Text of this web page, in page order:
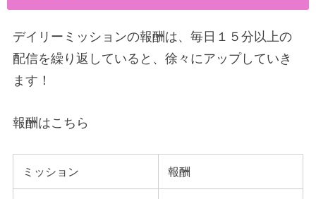
デイリーミッションの報酬は、毎日１５分以上の
配信を繰り返していると、徐々にアップしていき
ます！
報酬はこちら
ミッション 報酬